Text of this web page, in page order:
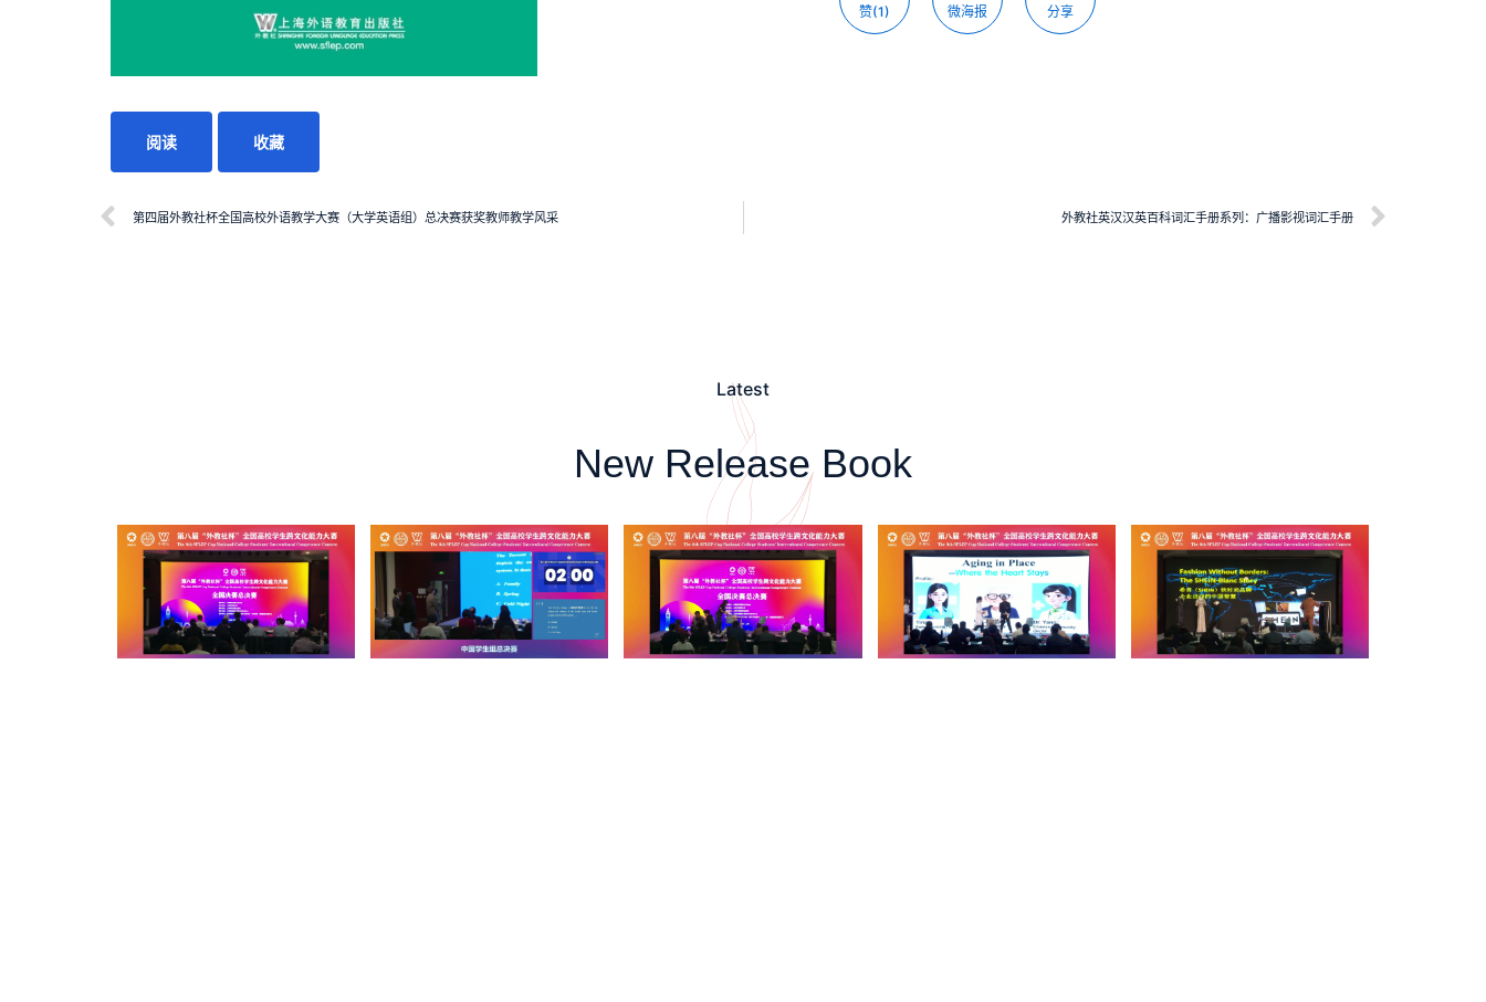
阅读 收藏
赞(1) 微海报 分享
第四届外教社杯全国高校外语教学大赛（大学英语组）总决赛获奖教师教学风采 外教社英汉汉英百科词汇手册系列：广播影视词汇手册
Latest
New Release Book